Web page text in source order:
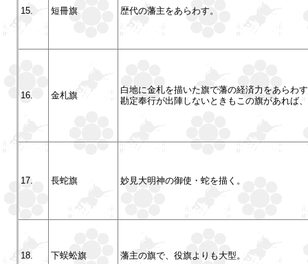
15. 短冊旗 歴代の藩主をあらわす。
16. 金札旗
白地に金札を描いた旗で藩の経済力をあらわ
勘定奉行が出陣しないときもこの旗があれば
17. 長蛇旗 妙見大明神の御使・蛇を描く。
18. 下蜈蚣旗 藩主の旗で、役旗よりも大型。